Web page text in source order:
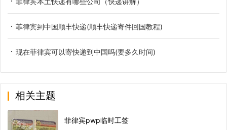
菲律宾到中国顺丰快递(顺丰快递寄件回国教程)
现在菲律宾可以寄快递到中国吗(要多久时间)
相关主题
菲律宾pwp临时工签